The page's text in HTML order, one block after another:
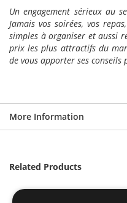
Un engagement sérieux au
Jamais vos soirées, vos
simples à organiser et aussi
prix les plus attractifs du
de vous apporter ses conseils
More Information
Related Products